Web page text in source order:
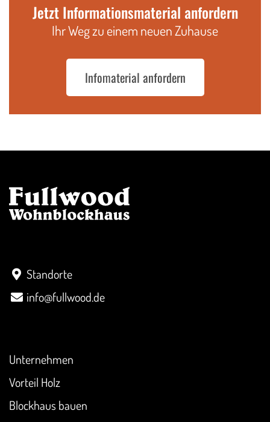
Jetzt Informationsmaterial anfordern
Ihr Weg zu einem neuen Zuhause
Infomaterial anfordern
Standorte
info@fullwood.de
Unternehmen
Vorteil Holz
Blockhaus bauen